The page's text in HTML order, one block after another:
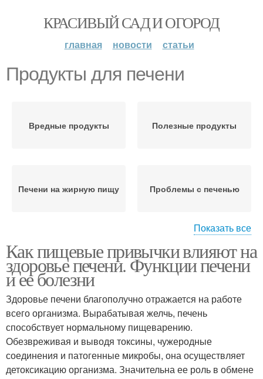
КРАСИВЫЙ САД И ОГОРОД
главная новости статьи
Продукты для печени
Вредные продукты Полезные продукты
Печени на жирную пищу Проблемы с печенью
восстановления
Печень на завтрак
Полезный продукт Продукт для печени
Показать все
Как пищевые привычки влияют на
здоровье печени. Функции печени
и ее болезни
Здоровье печени благополучно отражается на работе
всего организма. Вырабатывая желчь, печень
способствует нормальному пищеварению.
Обезвреживая и выводя токсины, чужеродные
соединения и патогенные микробы, она осуществляет
детоксикацию организма. Значительна ее роль в обмене